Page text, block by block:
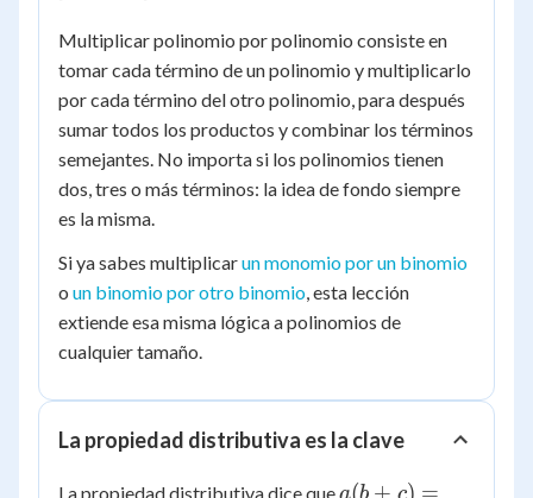
Multiplicar polinomio por polinomio consiste en
tomar cada término de un polinomio y multiplicarlo
por cada término del otro polinomio, para después
sumar todos los productos y combinar los términos
semejantes. No importa si los polinomios tienen
dos, tres o más términos: la idea de fondo siempre
es la misma.
Si ya sabes multiplicarun monomio por un binomio
o un binomio por otro binomio, esta lección
extiende esa misma lógica a polinomios de
cualquier tamaño.
La propiedad distributiva es la clave
La propiedad distributiva dice quea(b+c)